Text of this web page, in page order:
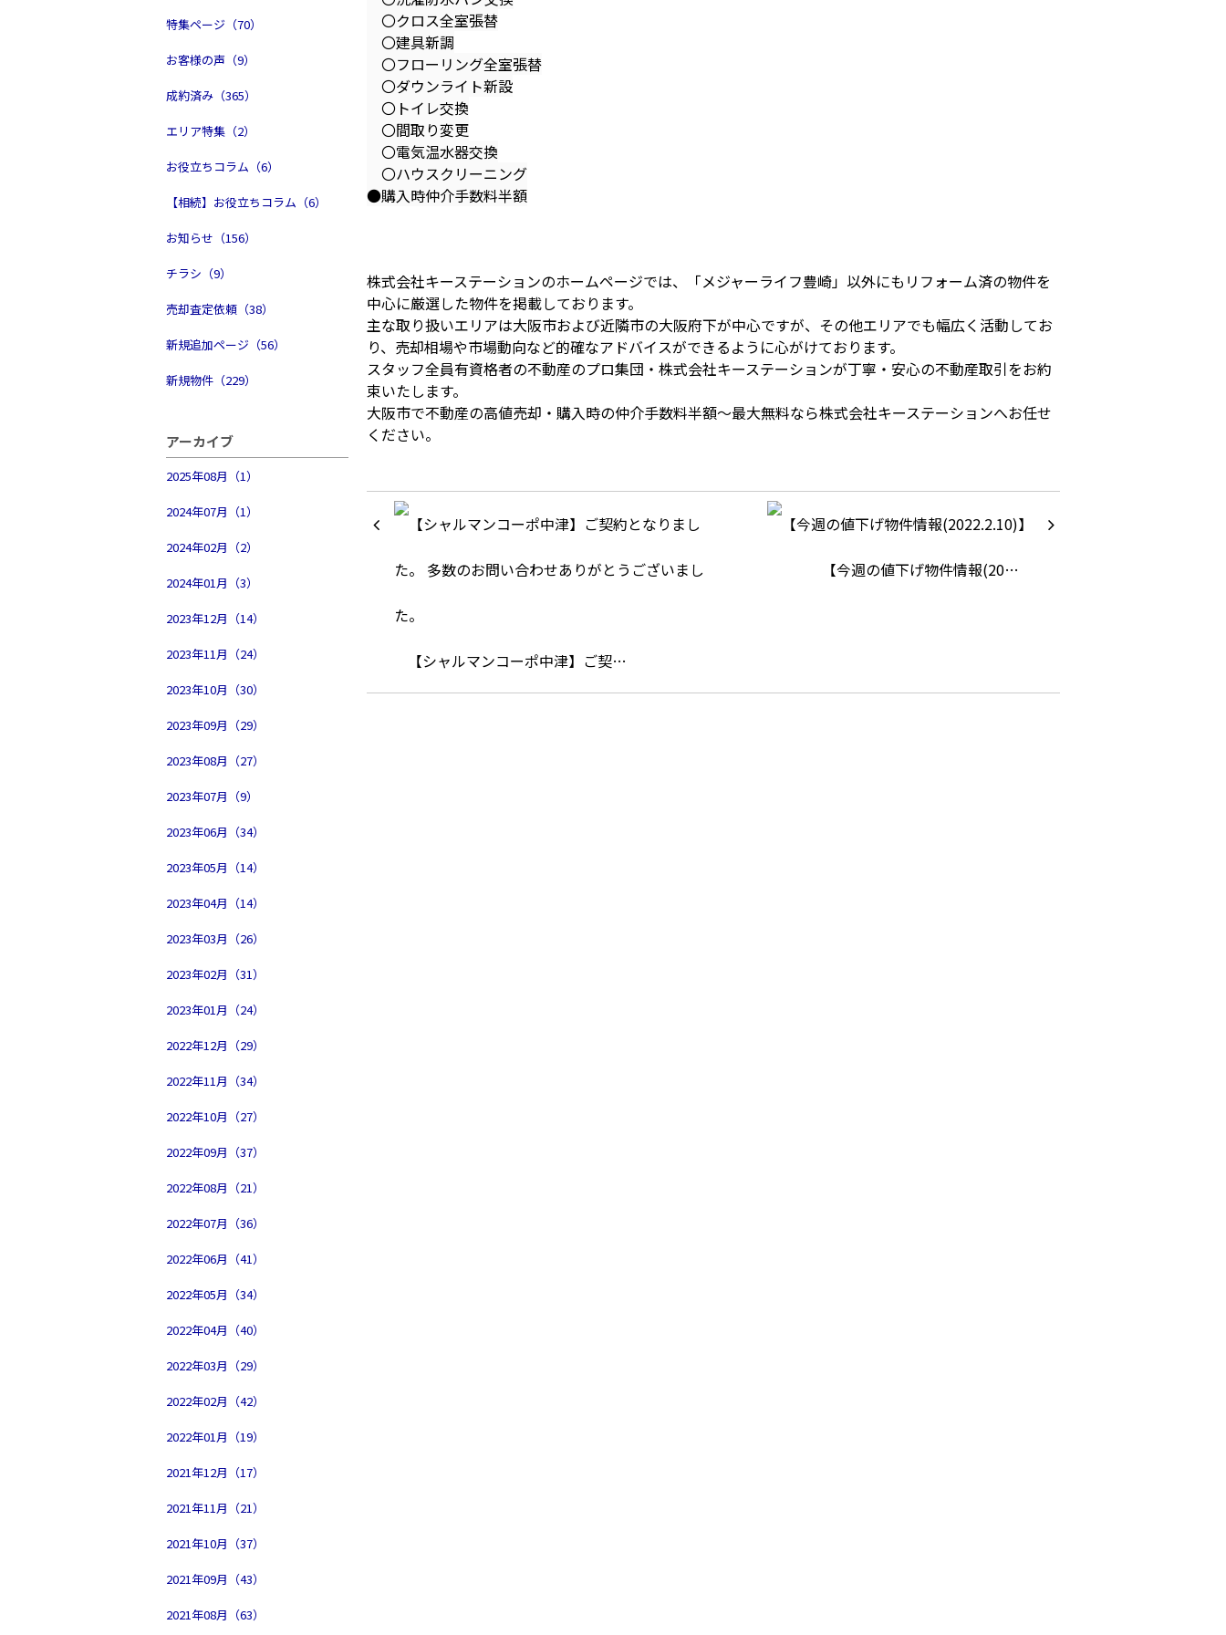
特集ページ（70）
お客様の声（9）
成約済み（365）
エリア特集（2）
お役立ちコラム（6）
【相続】お役立ちコラム（6）
お知らせ（156）
チラシ（9）
売却査定依頼（38）
新規追加ページ（56）
新規物件（229）
アーカイブ
2025年08月（1）
2024年07月（1）
2024年02月（2）
2024年01月（3）
2023年12月（14）
2023年11月（24）
2023年10月（30）
2023年09月（29）
2023年08月（27）
2023年07月（9）
2023年06月（34）
2023年05月（14）
2023年04月（14）
2023年03月（26）
2023年02月（31）
2023年01月（24）
2022年12月（29）
2022年11月（34）
2022年10月（27）
2022年09月（37）
2022年08月（21）
2022年07月（36）
2022年06月（41）
2022年05月（34）
2022年04月（40）
2022年03月（29）
2022年02月（42）
2022年01月（19）
2021年12月（17）
2021年11月（21）
2021年10月（37）
2021年09月（43）
2021年08月（63）
〇クロス全室張替
〇建具新調
〇フローリング全室張替
〇ダウンライト新設
〇トイレ交換
〇間取り変更
〇電気温水器交換
〇ハウスクリーニング
●購入時仲介手数料半額
株式会社キーステーションのホームページでは、「メジャーライフ豊崎」以外にもリフォーム済の物件を
中心に厳選した物件を掲載しております。
主な取り扱いエリアは大阪市および近隣市の大阪府下が中心ですが、その他エリアでも幅広く活動してお
り、売却相場や市場動向など的確なアドバイスができるように心がけております。
スタッフ全員有資格者の不動産のプロ集団・株式会社キーステーションが丁寧・安心の不動産取引をお約
束いたします。
大阪市で不動産の高値売却・購入時の仲介手数料半額～最大無料なら株式会社キーステーションへお任せ
ください。
【シャルマンコーポ中津】ご契…
【今週の値下げ物件情報(20…